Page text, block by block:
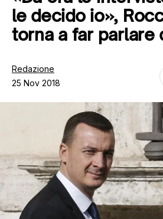
Tutti gli articoli
Chi siamo
le decido io»,
torna a far parlare
Redazione
25 Nov 2018